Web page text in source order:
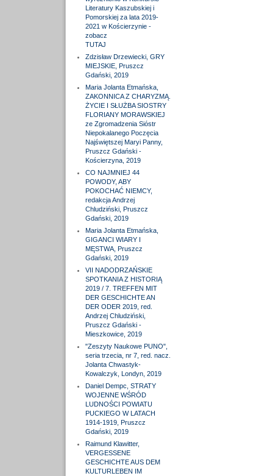
Literatury Kaszubskiej i
Pomorskiej za lata 2019-
2021 w Kościerzynie -
zobacz
TUTAJ
Zdzisław Drzewiecki, GRY
MIEJSKIE, Pruszcz
Gdański, 2019
Maria Jolanta Etmańska,
ZAKONNICA Z CHARYZMĄ.
ŻYCIE I SŁUŻBA SIOSTRY
FLORIANY MORAWSKIEJ
ze Zgromadzenia Sióstr
Niepokalanego Poczęcia
Najświętszej Maryi Panny,
Pruszcz Gdański -
Kościerzyna, 2019
CO NAJMNIEJ 44
POWODY, ABY
POKOCHAĆ NIEMCY,
redakcja Andrzej
Chludziński, Pruszcz
Gdański, 2019
Maria Jolanta Etmańska,
GIGANCI WIARY I
MĘSTWA, Pruszcz
Gdański, 2019
VII NADODRZAŃSKIE
SPOTKANIA Z HISTORIĄ
2019 / 7. TREFFEN MIT
DER GESCHICHTE AN
DER ODER 2019, red.
Andrzej Chludziński,
Pruszcz Gdański -
Mieszkowice, 2019
"Zeszyty Naukowe PUNO",
seria trzecia, nr 7, red. nacz.
Jolanta Chwastyk-
Kowalczyk, Londyn, 2019
Daniel Dempc, STRATY
WOJENNE WŚRÓD
LUDNOŚCI POWIATU
PUCKIEGO W LATACH
1914-1919, Pruszcz
Gdański, 2019
Raimund Klawitter,
VERGESSENE
GESCHICHTE AUS DEM
KULTURLEBEN IM